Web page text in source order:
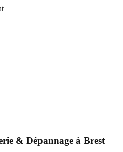
& Dépannage à Brest